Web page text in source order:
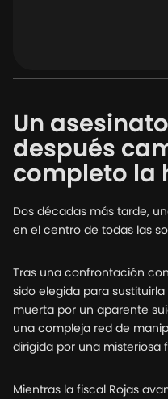
Un
después
completo la
Dos décadas más tarde,
en el centro de todas las
Tras una confrontación
sido elegida para
muerta por un aparente
una compleja red de
dirigida por una misteriosa
Mientras la fiscal Rojas